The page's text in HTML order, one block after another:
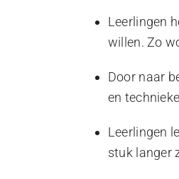
Leerlingen
willen. Zo
Door naar
en
Leerlingen
stuk langer